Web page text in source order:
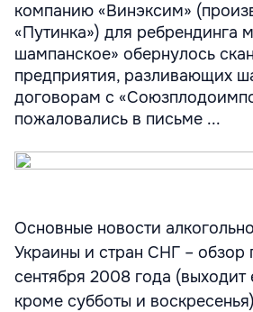
компанию «Винэксим»
«Путинка») для ребрендинга
шампанское» обернулось
предприятия, разливающих
договорам с
пожаловались в письме ...
Основные новости
Украины и стран СНГ – обзор
сентября 2008 года (выходит
кроме субботы и